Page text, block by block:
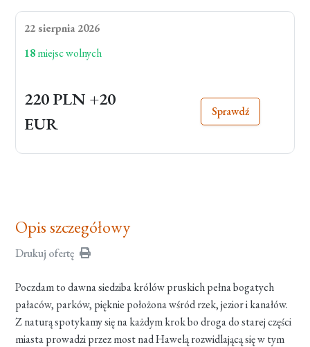
22 sierpnia 2026
18miejsc wolnych
220 PLN +20
EUR
Sprawdź
Opis szczegółowy
Drukuj ofertę
Poczdam to dawna siedziba królów pruskich pełna bogatych
pałaców, parków, pięknie położona wśród rzek, jezior i kanałów.
Z naturą spotykamy się na każdym krok bo droga do starej części
miasta prowadzi przez most nad Hawelą rozwidlającą się w tym